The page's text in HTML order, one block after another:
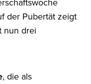
der Pubertät zeigt
nun drei
, die als